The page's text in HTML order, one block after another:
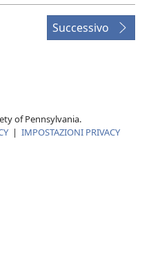
Successivo
of Pennsylvania.
| IMPOSTAZIONI PRIVACY